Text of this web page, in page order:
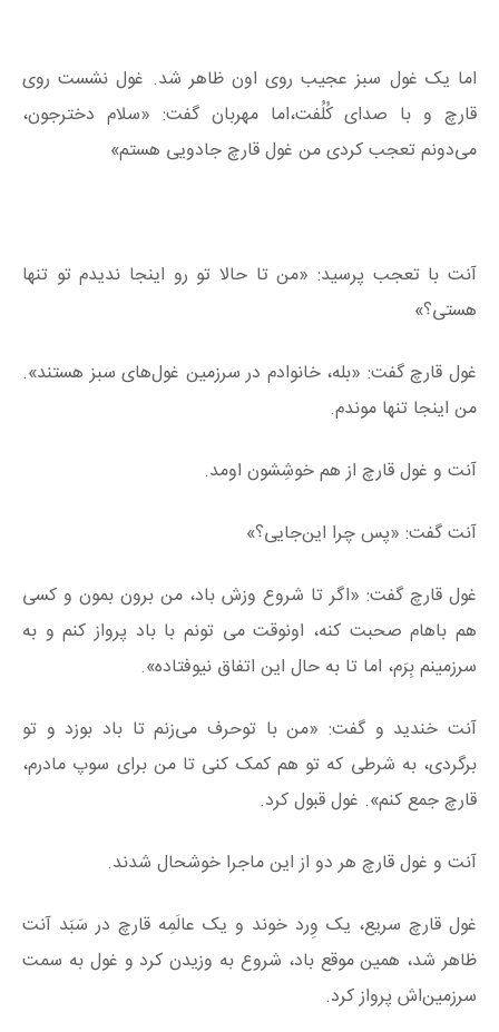
اما یک غول سبز عجیب روی اون ظاهر شد. غول نشست روی
قارچ و با صدای کُلُفت،اما مهربان گفت: «سلام دخترجون،
می‌دونم تعجب کردی من غول قارچ جادویی هستم»
آنت با تعجب پرسید: «من تا حالا تو رو اینجا ندیدم تو تنها
هستی؟»
غول قارچ گفت: «بله، خانوادم در سرزمین غول‌های سبز هستند».
من اینجا تنها موندم.
آنت و غول قارچ از هم خوشِشون اومد.
آنت گفت: «پس چرا این‌جایی؟»
غول قارچ گفت: «اگر تا شروع وزش باد، من برون بمون و کسی
هم باهام صحبت کنه، اونوقت می تونم با باد پرواز کنم و به
سرزمینم بِرَم، اما تا به حال این اتفاق نیوفتاده».
آنت خندید و گفت: «من با توحرف می‌زنم تا باد بوزد و تو
برگردی، به شرطی که تو هم کمک کنی تا من برای سوپ مادرم،
قارچ جمع کنم». غول قبول کرد.
آنت و غول قارچ هر دو از این ماجرا خوشحال شدند.
غول قارچ سریع، یک وِرد خوند و یک عالَمِه قارچ در سَبَد آنت
ظاهر شد، همین موقع باد، شروع به وزیدن کرد و غول به سمت
سرزمین‌اش پرواز کرد.